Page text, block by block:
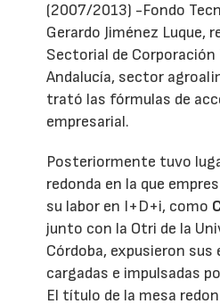
(2007/2013) -Fondo
Gerardo Jiménez Luque,
Sectorial de Corporación
Andalucía, sector
trató las fórmulas de
empresarial.
Posteriormente tuvo
redonda en la que
su labor en I+D+i, como
junto con la Otri de la
Córdoba, expusieron sus
cargadas e impulsadas
El título de la mesa